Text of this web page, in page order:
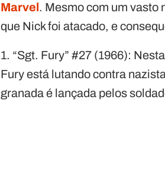
Marvel. Mesmo com um vasto
que Nick foi atacado, e
1. “Sgt. Fury” #27 (1966):
Fury está lutando contra
granada é lançada pelos